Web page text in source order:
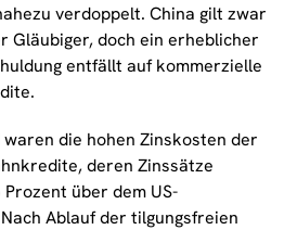
verdoppelt. China gilt zwar
doch ein erheblicher
entfällt auf kommerzielle
die hohen Zinskosten der
deren Zinssätze
über dem US-
Ablauf der tilgungsfreien